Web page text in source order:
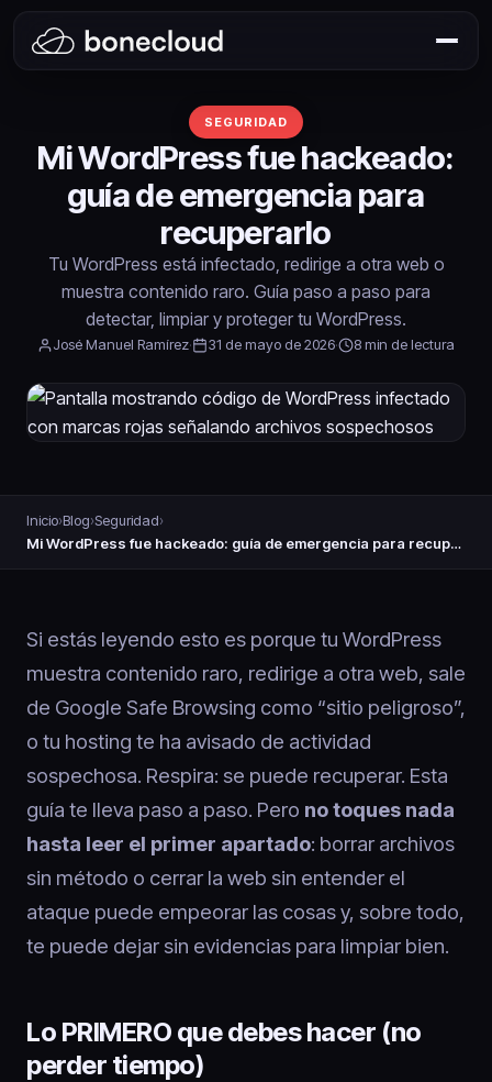
SEGURIDAD
Mi WordPress fue hackeado:
guía de emergencia para
recuperarlo
Tu WordPress está infectado, redirige a otra web o
muestra contenido raro. Guía paso a paso para
detectar, limpiar y proteger tu WordPress.
José Manuel Ramírez· 31 de mayo de 2026· 8 min de lectura
Inicio›Blog›Seguridad›
Mi WordPress fue hackeado: guía de emergencia para recuperarlo
Si estás leyendo esto es porque tu WordPress
muestra contenido raro, redirige a otra web, sale
de Google Safe Browsing como “sitio peligroso”,
o tu hosting te ha avisado de actividad
sospechosa. Respira: se puede recuperar. Esta
guía te lleva paso a paso. Pero no toques nada
hasta leer el primer apartado: borrar archivos
sin método o cerrar la web sin entender el
ataque puede empeorar las cosas y, sobre todo,
te puede dejar sin evidencias para limpiar bien.
Lo PRIMERO que debes hacer (no
perder tiempo)